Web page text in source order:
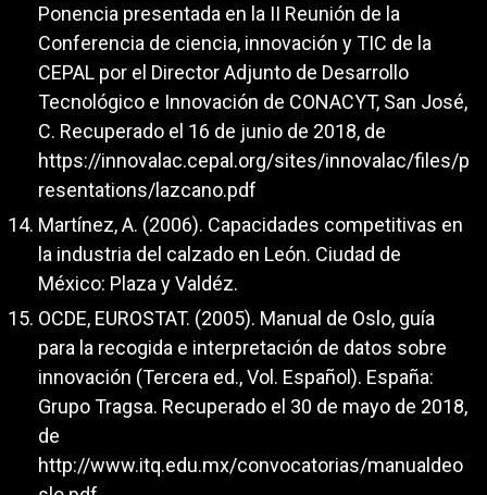
Ponencia presentada en la II Reunión de la
Conferencia de ciencia, innovación y TIC de la
CEPAL por el Director Adjunto de Desarrollo
Tecnológico e Innovación de CONACYT, San José,
C. Recuperado el 16 de junio de 2018, de
https://innovalac.cepal.org/sites/innovalac/files/p
resentations/lazcano.pdf
Martínez, A. (2006). Capacidades competitivas en
la industria del calzado en León. Ciudad de
México: Plaza y Valdéz.
OCDE, EUROSTAT. (2005). Manual de Oslo, guía
para la recogida e interpretación de datos sobre
innovación (Tercera ed., Vol. Español). España:
Grupo Tragsa. Recuperado el 30 de mayo de 2018,
de
http://www.itq.edu.mx/convocatorias/manualdeo